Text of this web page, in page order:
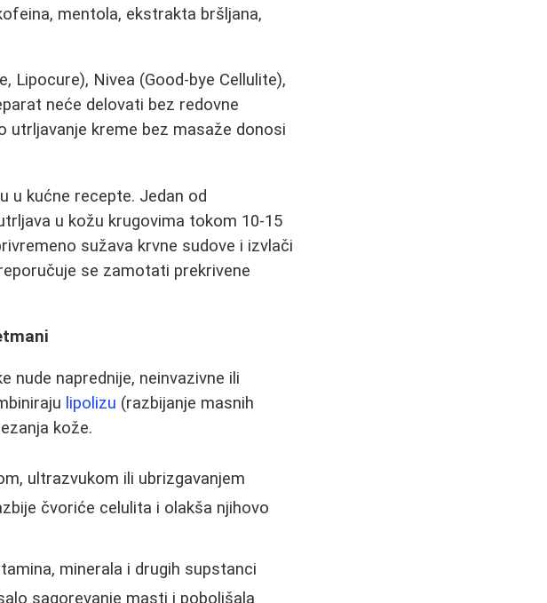
mentola, ekstrakta bršljana,
Lipocure), Nivea (Good-bye Cellulite),
neće delovati bez redovne
utrljavanje kreme bez masaže donosi
u kućne recepte. Jedan od
u kožu krugovima tokom 10-15
sužava krvne sudove i izvlači
se zamotati prekrivene
nude naprednije, neinvazivne ili
lipolizu (razbijanje masnih
kože.
ultrazvukom ili ubrizgavanjem
čvoriće celulita i olakša njihovo
minerala i drugih supstanci
sagorevanje masti i poboljšala